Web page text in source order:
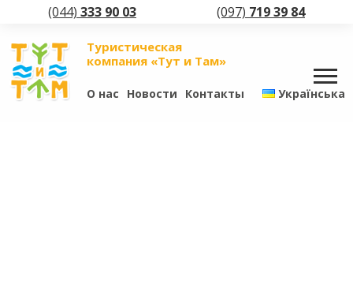
(044) 333 90 03 (097) 719 39 84
Туристическая
компания «Тут и Там»
О нас Новости Контакты Українська